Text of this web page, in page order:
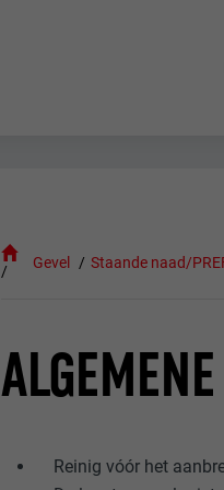
Gevel Staande naad/
Reinig vóór het